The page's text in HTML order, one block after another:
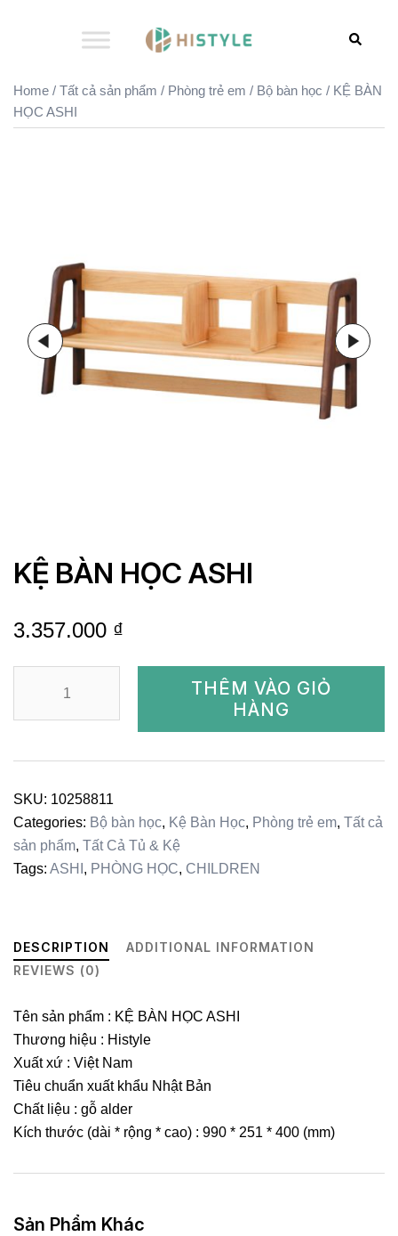
Search
Home / Tất cả sản phẩm / Phòng trẻ em / Bộ bàn học / KỆ BÀN
HỌC ASHI
KỆ BÀN HỌC ASHI
3.357.000 ₫
HỌC
THÊM VÀO GIỎ
HÀNG
SKU: 10258811
Categories: Bộ bàn học, Kệ Bàn Học, Phòng trẻ em, Tất cả
sản phẩm, Tất Cả Tủ & Kệ
Tags: ASHI , PHÒNG HỌC, CHILDREN
DESCRIPTION
ADDITIONAL INFORMATION
REVIEWS (0)
Tên sản phẩm : KỆ BÀN HỌC ASHI
Thương hiệu : Histyle
Xuất xứ : Việt Nam
Tiêu chuẩn xuất khẩu Nhật Bản
Chất liệu : gỗ alder
Kích thước (dài * rộng * cao) : 990 * 251 * 400 (mm)
Sản Phẩm Khác